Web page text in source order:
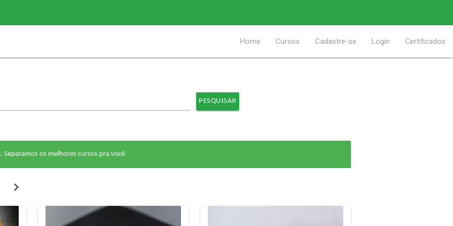
Home Cursos Cadastre-se Login Certificados
PESQUISAR
Separamos os melhores cursos pra você
chevron_right